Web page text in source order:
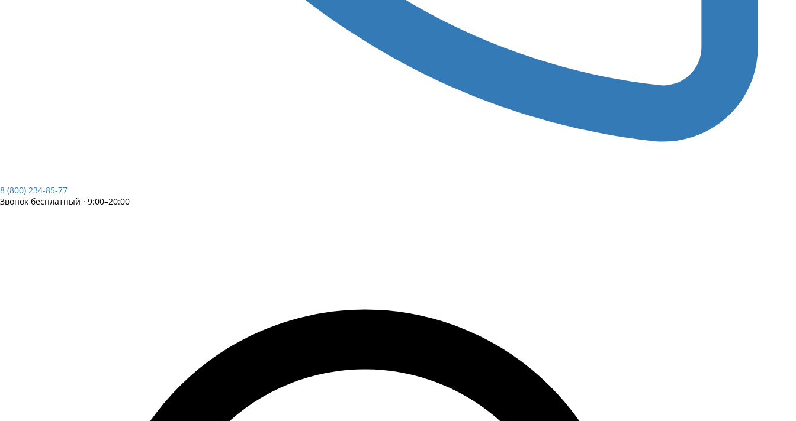
8 (800) 234-85-77
Звонок бесплатный · 9:00–20:00